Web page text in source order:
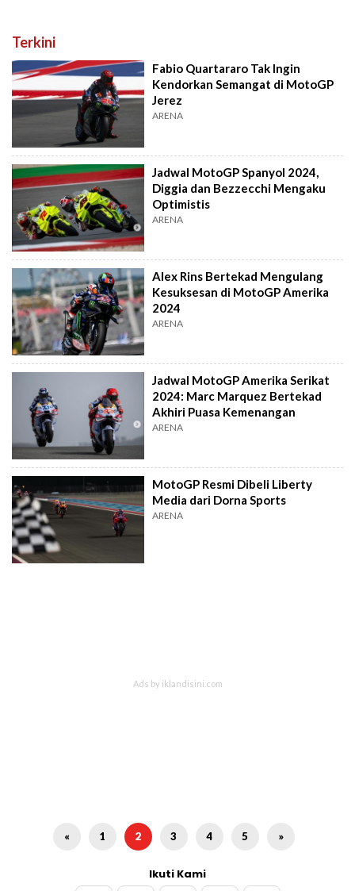
Terkini
Fabio Quartararo Tak Ingin
Kendorkan Semangat di MotoGP
Jerez
ARENA
Jadwal MotoGP Spanyol 2024,
Diggia dan Bezzecchi Mengaku
Optimistis
ARENA
Alex Rins Bertekad Mengulang
Kesuksesan di MotoGP Amerika
2024
ARENA
Jadwal MotoGP Amerika Serikat
2024: Marc Marquez Bertekad
Akhiri Puasa Kemenangan
ARENA
MotoGP Resmi Dibeli Liberty
Media dari Dorna Sports
ARENA
« 1 2 3 4 5 »
Ikuti Kami